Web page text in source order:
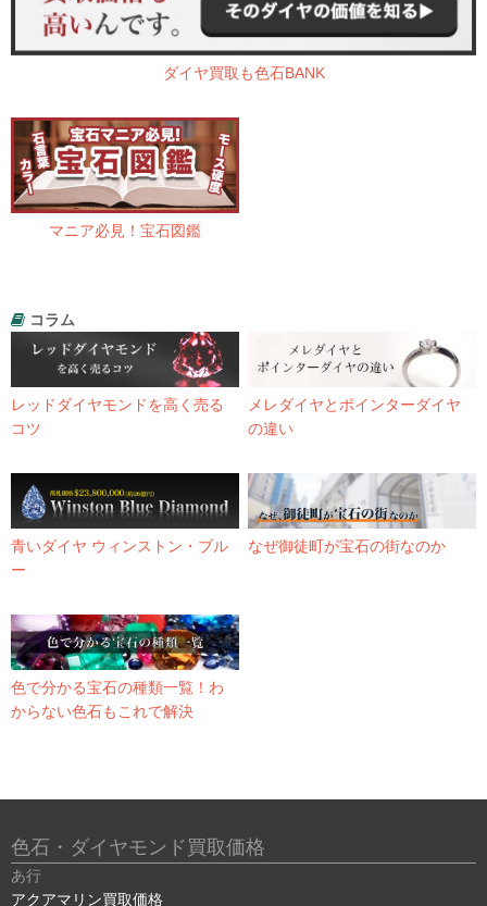
ダイヤ買取も色石BANK
マニア必見！宝石図鑑
コラム
レッドダイヤモンドを高く売る
コツ
メレダイヤとポインターダイヤ
の違い
青いダイヤ ウィンストン・ブル
ー
なぜ御徒町が宝石の街なのか
色で分かる宝石の種類一覧！わ
からない色石もこれで解決
色石・ダイヤモンド買取価格
あ行
アクアマリン買取価格